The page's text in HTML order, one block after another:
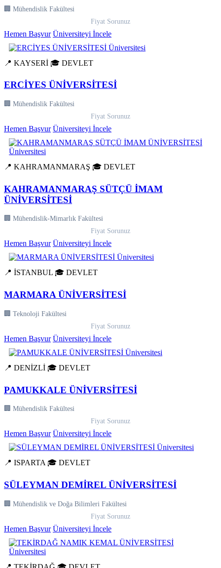
🏢 Mühendislik Fakültesi
Fiyat Sorunuz
Hemen Başvur Üniversiteyi İncele
📍 KAYSERİ 🎓 DEVLET
ERCİYES ÜNİVERSİTESİ
🏢 Mühendislik Fakültesi
Fiyat Sorunuz
Hemen Başvur Üniversiteyi İncele
📍 KAHRAMANMARAŞ 🎓 DEVLET
KAHRAMANMARAŞ SÜTÇÜ İMAM
ÜNİVERSİTESİ
🏢 Mühendislik-Mimarlık Fakültesi
Fiyat Sorunuz
Hemen Başvur Üniversiteyi İncele
📍 İSTANBUL 🎓 DEVLET
MARMARA ÜNİVERSİTESİ
🏢 Teknoloji Fakültesi
Fiyat Sorunuz
Hemen Başvur Üniversiteyi İncele
📍 DENİZLİ 🎓 DEVLET
PAMUKKALE ÜNİVERSİTESİ
🏢 Mühendislik Fakültesi
Fiyat Sorunuz
Hemen Başvur Üniversiteyi İncele
📍 ISPARTA 🎓 DEVLET
SÜLEYMAN DEMİREL ÜNİVERSİTESİ
🏢 Mühendislik ve Doğa Bilimleri Fakültesi
Fiyat Sorunuz
Hemen Başvur Üniversiteyi İncele